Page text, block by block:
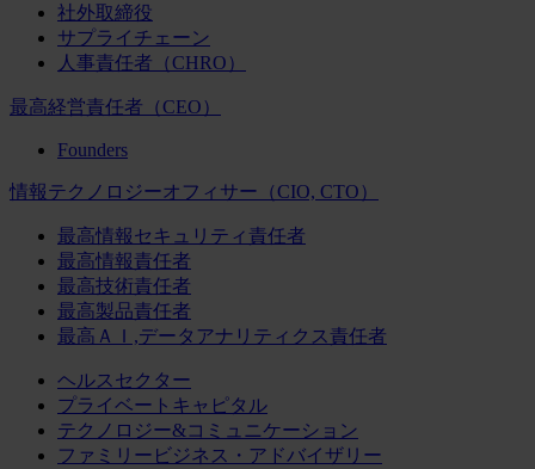
社外取締役
サプライチェーン
人事責任者（CHRO）
最高経営責任者（CEO）
Founders
情報テクノロジーオフィサー（CIO, CTO）
最高情報セキュリティ責任者
最高情報責任者
最高技術責任者
最高製品責任者
最高ＡＩ,データアナリティクス責任者
ヘルスセクター
プライベートキャピタル
テクノロジー&コミュニケーション
ファミリービジネス・アドバイザリー